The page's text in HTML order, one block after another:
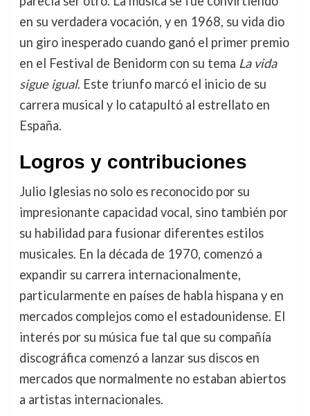
en su verdadera vocación, y en 1968, su vida dio
un giro inesperado cuando ganó el primer premio
en el Festival de Benidorm con su tema La vida
sigue igual. Este triunfo marcó el inicio de su
carrera musical y lo catapultó al estrellato en
España.
Logros y contribuciones
Julio Iglesias no solo es reconocido por su
impresionante capacidad vocal, sino también por
su habilidad para fusionar diferentes estilos
musicales. En la década de 1970, comenzó a
expandir su carrera internacionalmente,
particularmente en países de habla hispana y en
mercados complejos como el estadounidense. El
interés por su música fue tal que su compañía
discográfica comenzó a lanzar sus discos en
mercados que normalmente no estaban abiertos
a artistas internacionales.